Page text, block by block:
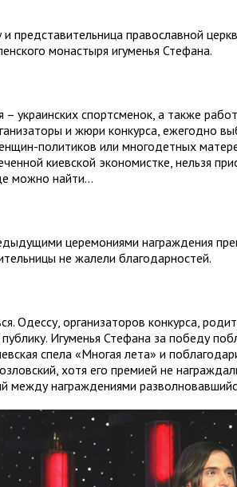
представительница православной
монастыря игуменья Стефана.
украинских спортсменок, а также
и жюри конкурса, ежегодно
политиков или многодетных
киевской экономистке, нельзя
можно найти…
церемониями награждения
не жалели благодарностей.
Одессу, организаторов конкурса,
Игуменья Стефана за победу
спела «Многая лета» и
хотя его премией не
между награждениями